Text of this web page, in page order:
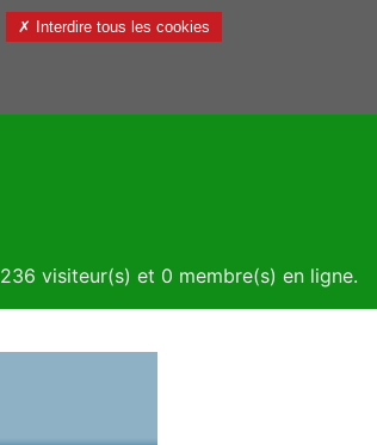
236 visiteur(s) et 0 membre(s) en ligne.
✗ Interdire tous les cookies